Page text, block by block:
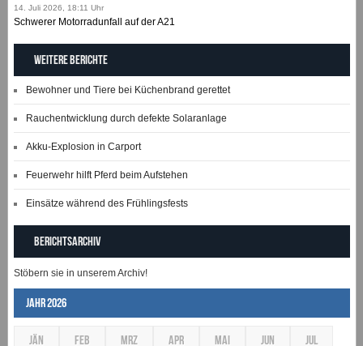
14. Juli 2026, 18:11 Uhr
Schwerer Motorradunfall auf der A21
Weitere Berichte
Bewohner und Tiere bei Küchenbrand gerettet
Rauchentwicklung durch defekte Solaranlage
Akku-Explosion in Carport
Feuerwehr hilft Pferd beim Aufstehen
Einsätze während des Frühlingsfests
Berichtsarchiv
Stöbern sie in unserem Archiv!
Jahr 2026
JÄN FEB MRZ APR MAI JUN JUL